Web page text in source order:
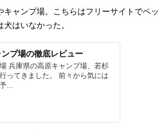
ャンプ場。こちらはフリーサイトでペ
はいなかった。
プ場の徹底レビュー
兵庫県の高原キャンプ場、若杉
ってきました。 前々から気には
...